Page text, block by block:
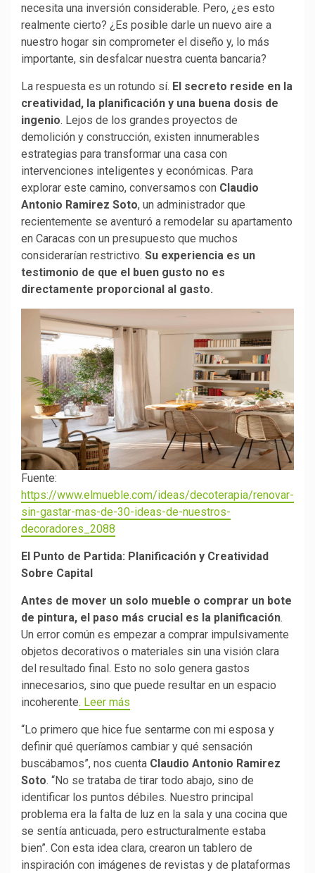
necesita una inversión considerable. Pero, ¿es esto
realmente cierto? ¿Es posible darle un nuevo aire a
nuestro hogar sin comprometer el diseño y, lo más
importante, sin desfalcar nuestra cuenta bancaria?
La respuesta es un rotundo sí. El secreto reside en la
creatividad, la planificación y una buena dosis de
ingenio. Lejos de los grandes proyectos de
demolición y construcción, existen innumerables
estrategias para transformar una casa con
intervenciones inteligentes y económicas. Para
explorar este camino, conversamos con Claudio
Antonio Ramirez Soto, un administrador que
recientemente se aventuró a remodelar su apartamento
en Caracas con un presupuesto que muchos
considerarían restrictivo. Su experiencia es un
testimonio de que el buen gusto no es
directamente proporcional al gasto.
Fuente:
https://www.elmueble.com/ideas/decoterapia/renovar-
sin-gastar-mas-de-30-ideas-de-nuestros-
decoradores_2088
El Punto de Partida: Planificación y Creatividad
Sobre Capital
Antes de mover un solo mueble o comprar un bote
de pintura, el paso más crucial es la planificación.
Un error común es empezar a comprar impulsivamente
objetos decorativos o materiales sin una visión clara
del resultado final. Esto no solo genera gastos
innecesarios, sino que puede resultar en un espacio
incoherente. Leer más
“Lo primero que hice fue sentarme con mi esposa y
definir qué queríamos cambiar y qué sensación
buscábamos”, nos cuenta Claudio Antonio Ramirez
Soto. “No se trataba de tirar todo abajo, sino de
identificar los puntos débiles. Nuestro principal
problema era la falta de luz en la sala y una cocina que
se sentía anticuada, pero estructuralmente estaba
bien”. Con esta idea clara, crearon un tablero de
inspiración con imágenes de revistas y de plataformas